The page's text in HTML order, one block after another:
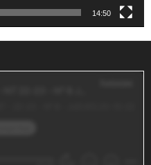
14:50